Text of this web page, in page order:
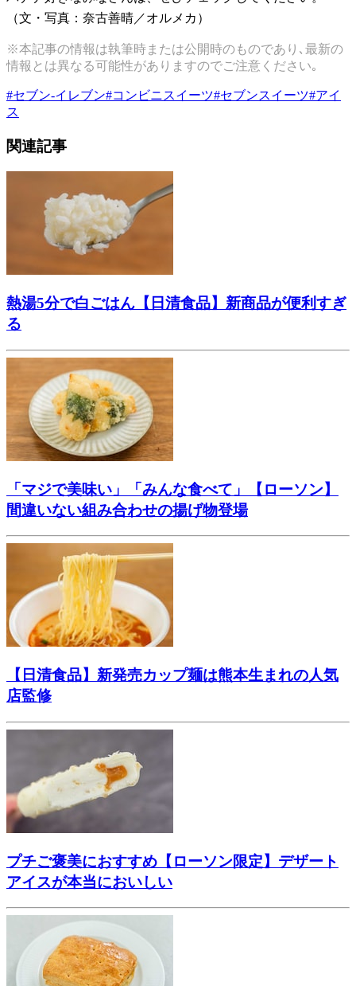
（文・写真：奈古善晴／オルメカ）
※本記事の情報は執筆時または公開時のものであり､最新の
情報とは異なる可能性がありますのでご注意ください｡
#セブン-イレブン#コンビニスイーツ#セブンスイーツ#アイ
ス
関連記事
熱湯5分で白ごはん【日清食品】新商品が便利すぎ
る
「マジで美味い」「みんな食べて」【ローソン】
間違いない組み合わせの揚げ物登場
【日清食品】新発売カップ麺は熊本生まれの人気
店監修
プチご褒美におすすめ【ローソン限定】デザート
アイスが本当においしい